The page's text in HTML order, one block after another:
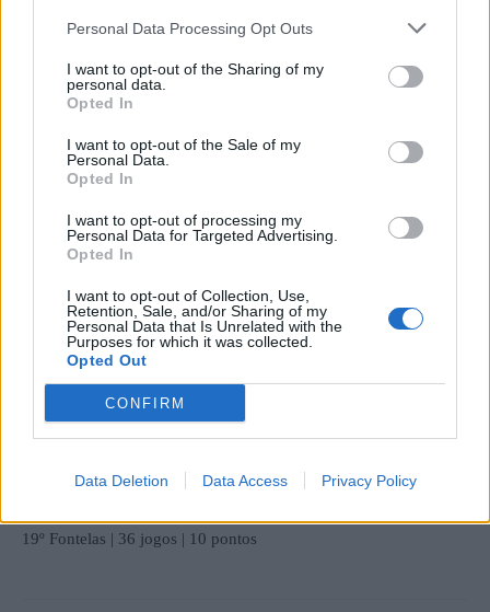
Personal Data Processing Opt Outs
I want to opt-out of the Sharing of my
personal data.
Opted In
I want to opt-out of the Sale of my
Personal Data.
Opted In
I want to opt-out of processing my
Personal Data for Targeted Advertising.
Opted In
I want to opt-out of Collection, Use,
Retention, Sale, and/or Sharing of my
Personal Data that Is Unrelated with the
Purposes for which it was collected.
Opted Out
CONFIRM
Data Deletion Data Access Privacy Policy
10º Valpaços | 36 jogos | 54 pontos
11º Abambres | 36 jogos | 40 pontos
12º Santa Marta | 36 jogos | 39 pontos
14º Constantim | 36 jogos | 33 pontos
15º Cumieira | 36 jogos | 24 pontos
16º Murça | 36 jogos | 21 pontos
17º Sabrosa | 36 jogos | 16 pontos
18º Sabroso | 36 jogos | 11 pontos
19º Fontelas | 36 jogos | 10 pontos